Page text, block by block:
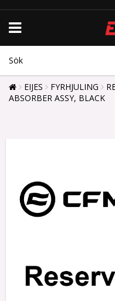
EIJES FYRHJULING
ABSORBER ASSY, BLACK